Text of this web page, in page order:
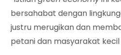
bersahabat dengan
justru merugikan dan
petani dan masyarakat kecil